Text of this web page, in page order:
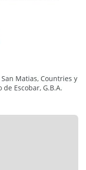
completo.
de estar para darle
un baño completo.
Matias, Countries y
Escobar, G.B.A.